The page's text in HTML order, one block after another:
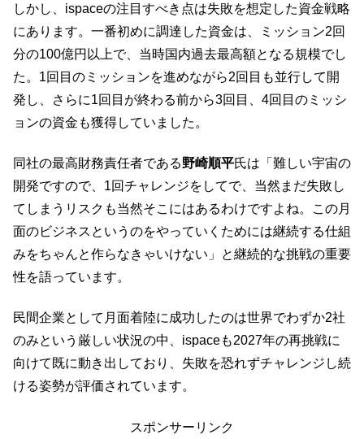
しかし、ispaceの注目すべき点は失敗を想定した資金戦略
にあります。一番初めに調達した資金は、ミッション2回
分の100億円以上で、当時国内過去最高額となる規模でし
た。1回目のミッションを進めながら2回目も並行して開
発し、さらに1回目が終わる前から3回目、4回目のミッシ
ョンの資金も獲得していました。
同社の最高財務責任者である野崎順平氏は「難しい宇宙の
開発ですので、1回チャレンジをしてで、当然まだ失敗し
てしまうリスクも当然そこにはあるわけですよね。この月
面のビジネスというのをやっていくためには継続する仕組
みをちゃんと作らなきゃいけない」と継続的な挑戦の重要
性を語っています。
民間企業として月面着陸に成功したのは世界でわずか2社
のみという厳しい状況の中、ispaceも2027年の再挑戦に
向けて既に動き出しており、失敗を恐れずチャレンジし続
ける姿勢が評価されています。
スポンサーリンク